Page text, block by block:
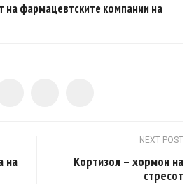
на фармацевтските компании на
на
NEXT POST
Кортизол – хормон на
стресот